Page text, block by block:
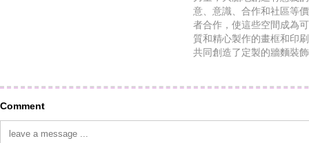
意、意識、合作和社區等
者合作，使這些空間成為
質和精心製作的畫框和印
共同創造了定製的牆麵裝
Comment